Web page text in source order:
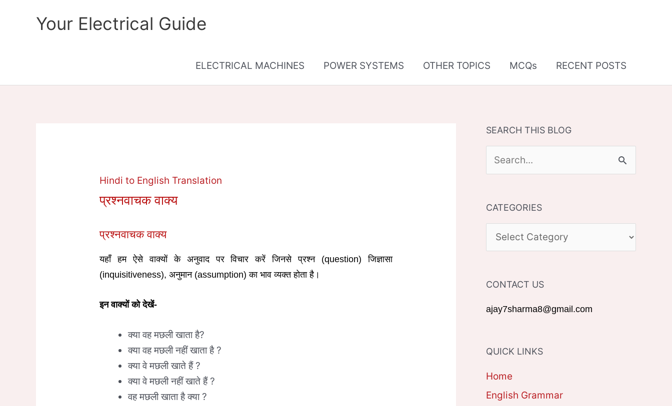
Your Electrical Guide
ELECTRICAL MACHINES POWER SYSTEMS OTHER TOPICS MCQs RECENT POSTS
Hindi to English Translation
प्रश्नवाचक वाक्य
प्रश्नवाचक वाक्य
यहाँ हम ऐसे वाक्यों के अनुवाद पर विचार करें जिनसे प्रश्न (question) जिज्ञासा
(inquisitiveness), अनुमान (assumption) का भाव व्यक्त होता है।
इन वाक्यों को देखें-
क्या वह मछली खाता है?
क्या वह मछली नहीं खाता है ?
क्या वे मछली खाते हैं ?
क्या वे मछली नहीं खाते हैं ?
वह मछली खाता है क्या ?
SEARCH THIS BLOG
e
r
h
o
r
CATEGORIES
A
E
G
R
CONTACT US
ajay7sharma8@gmail.com
QUICK LINKS
Home
English Grammar